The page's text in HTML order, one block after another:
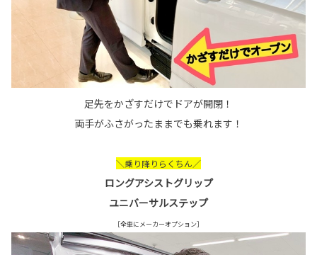
足先をかざすだけでドアが開閉！
両手がふさがったままでも乗れます！
＼乗り降りらくちん／
ロングアシストグリップ
ユニバーサルステップ
［全車にメーカーオプション］